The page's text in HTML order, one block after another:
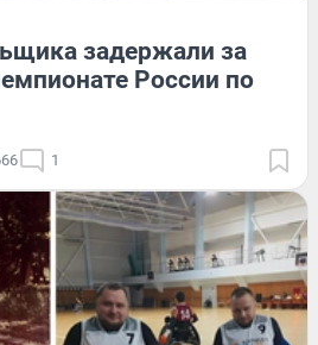
задержали за
России по
1